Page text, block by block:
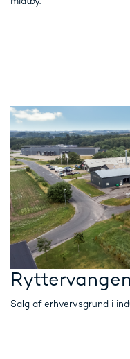
Salg af erhvervsgrund i